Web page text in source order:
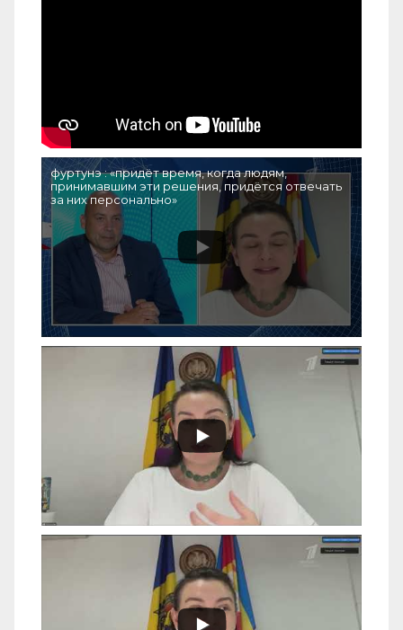
фуртунэ : «придёт время, когда людям,
принимавшим эти решения, придётся отвечать
за них персонально»